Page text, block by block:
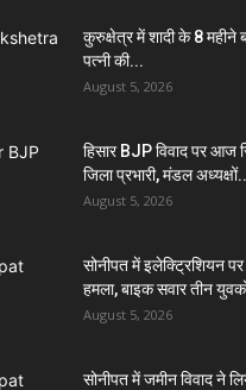
कुरुक्षेत्र में शादी के 8 महीने
पत्नी की...
August 5, 2026
हिसार BJP विवाद पर आज
जिला प्रभारी, मंडल
August 5, 2026
सोनीपत में इलेक्ट्रिशियन
हमला, बाइक सवार तीन
August 5, 2026
सोनीपत में जमीन विवाद ने